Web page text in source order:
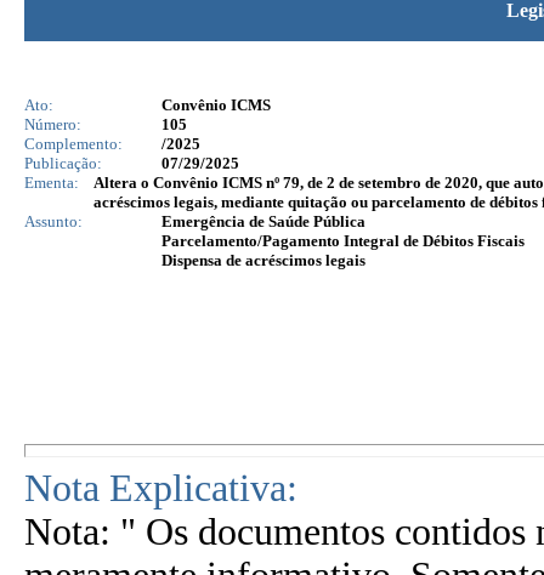
Ato:
Convênio ICMS
Número:
105
Complemento:
/2025
Publicação:
07/29/2025
Ementa:
Altera o Convênio ICMS nº 79, de 2 de setembro de 2020, que
acréscimos legais, mediante quitação ou parcelamento de
Assunto:
Emergência de Saúde Pública
Parcelamento/Pagamento Integral de Débitos Fiscais
Dispensa de acréscimos legais
Nota Explicativa:
Nota: " Os documentos contidos